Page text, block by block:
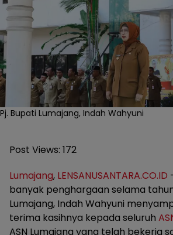
Pj. Bupati Lumajang, Indah Wahyuni
Post Views: 172
Lumajang, LENSANUSANTARA.CO.ID
banyak penghargaan selama
Lumajang, Indah Wahyuni
terima kasihnya kepada seluruh
ASN Lumajang yang telah bekerja